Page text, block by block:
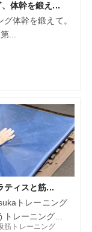
体幹を鍛え...
体幹を鍛えて。
...
ィスと筋...
トレーニング
トレーニング...
筋トレーニング